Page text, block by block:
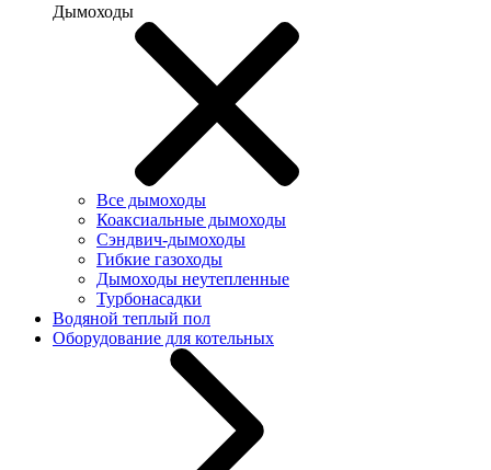
Дымоходы
Все дымоходы
Коаксиальные дымоходы
Сэндвич-дымоходы
Гибкие газоходы
Дымоходы неутепленные
Турбонасадки
Водяной теплый пол
Оборудование для котельных